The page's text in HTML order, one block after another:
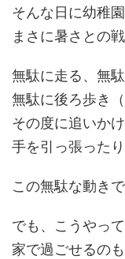
そんな日に幼稚
まさに暑さとの戦
無駄に走る、無駄
無駄に後ろ歩き
その度に追いかけ
手を引っ張った
この無駄な動き
でも、こうやっ
家で過ごせるのも